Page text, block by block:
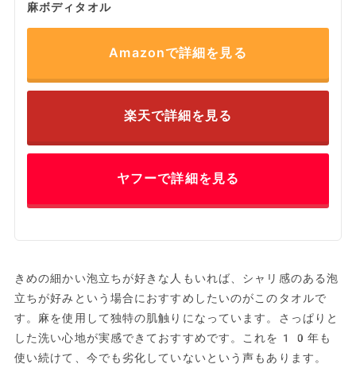
麻ボディタオル
Amazonで詳細を見る
楽天で詳細を見る
ヤフーで詳細を見る
きめの細かい泡立ちが好きな人もいれば、シャリ感のある泡
立ちが好みという場合におすすめしたいのがこのタオルで
す。麻を使用して独特の肌触りになっています。さっぱりと
した洗い心地が実感できておすすめです。これを10年も
使い続けて、今でも劣化していないという声もあります。